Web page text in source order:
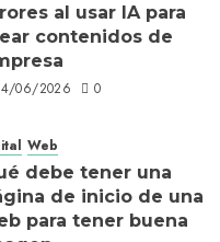
al usar IA para
contenidos de
06/2026 0
Web
debe tener una
de inicio de una
para tener buena